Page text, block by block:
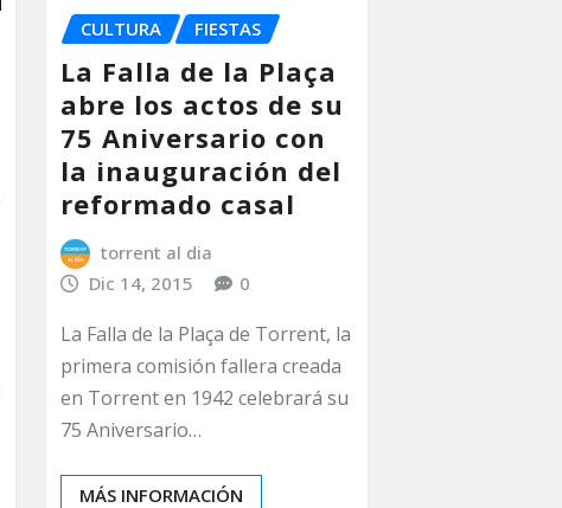
CULTURA FIESTAS
La Falla de la Plaça
abre los actos de su
75 Aniversario con
la inauguración del
reformado casal
torrent al dia
Dic 14, 2015
0
La Falla de la Plaça de Torrent, la
primera comisión fallera creada
en Torrent en 1942 celebrará su
75 Aniversario…
MÁS INFORMACIÓN